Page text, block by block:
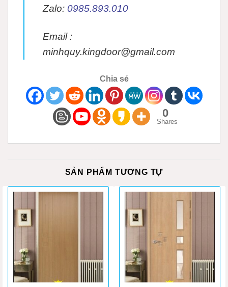
Zalo: 0985.893.010
Email :
minhquy.kingdoor@gmail.com
Chia sẻ
0
Shares
SẢN PHẨM TƯƠNG TỰ